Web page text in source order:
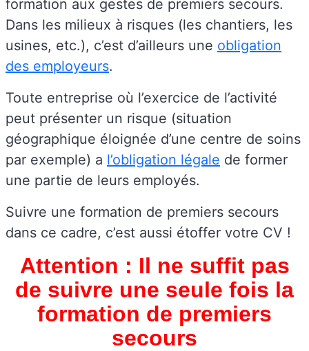
formation aux gestes de premiers secours.
Dans les milieux à risques (les chantiers, les
usines, etc.), c’est d’ailleurs une obligation
des employeurs.
Toute entreprise où l’exercice de l’activité
peut présenter un risque (situation
géographique éloignée d’une centre de soins
par exemple) a l’obligation légale de former
une partie de leurs employés.
Suivre une formation de premiers secours
dans ce cadre, c’est aussi étoffer votre CV !
Attention : Il ne suffit pas
de suivre une seule fois la
formation de premiers
secours